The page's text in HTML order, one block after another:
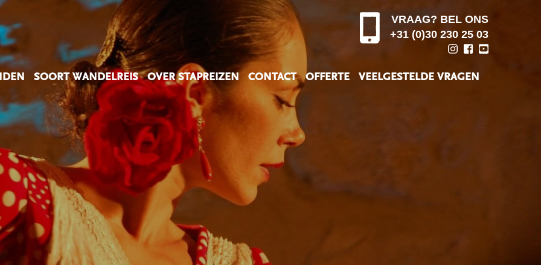
VRAAG? BEL ONS
+31 (0)30 230 25 03
SOORT WANDELREIS OVER STAPREIZEN CONTACT OFFERTE VEELGESTELDE VRAGEN